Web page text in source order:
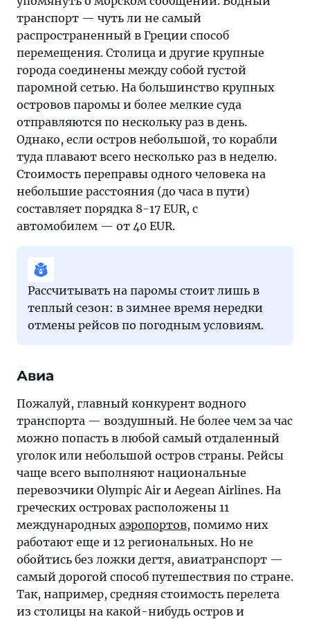
транспорт — чуть ли не самый
распространенный в Греции способ
перемещения. Столица и другие крупные
города соединены между собой густой
паромной сетью. На большинство крупных
островов паромы и более мелкие суда
отправляются по нескольку раз в день.
Однако, если остров небольшой, то корабли
туда плавают всего несколько раз в неделю.
Стоимость переправы одного человека на
небольшие расстояния (до часа в пути)
составляет порядка 8-17 EUR, с
автомобилем — от 40 EUR.
Рассчитывать на паромы стоит лишь в
теплый сезон: в зимнее время нередки
отмены рейсов по погодным условиям.
Авиа
Пожалуй, главный конкурент водного
транспорта — воздушный. Не более чем за час
можно попасть в любой самый отдаленный
уголок или небольшой остров страны. Рейсы
чаще всего выполняют национальные
перевозчики Olympic Air и Aegean Airlines. На
греческих островах расположены 11
международных аэропортов, помимо них
работают еще и 12 региональных. Но не
обойтись без ложки дегтя, авиатранспорт —
самый дорогой способ путешествия по стране.
Так, например, средняя стоимость перелета
из столицы на какой-нибудь остров и